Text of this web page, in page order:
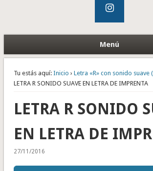
Menú
Tu estás aquí: Inicio › Letra «R» con sonido suave
LETRA R SONIDO SUAVE EN LETRA DE IMPRENTA
LETRA R SONIDO
EN LETRA DE
27/11/2016